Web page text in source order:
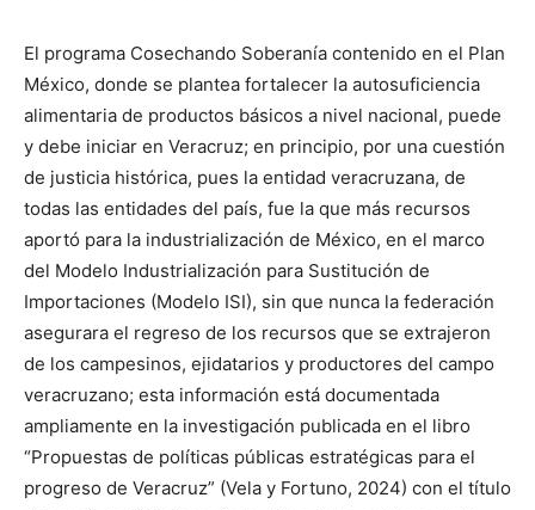
El programa Cosechando Soberanía contenido en el Plan
México, donde se plantea fortalecer la autosuficiencia
alimentaria de productos básicos a nivel nacional, puede
y debe iniciar en Veracruz; en principio, por una cuestión
de justicia histórica, pues la entidad veracruzana, de
todas las entidades del país, fue la que más recursos
aportó para la industrialización de México, en el marco
del Modelo Industrialización para Sustitución de
Importaciones (Modelo ISI), sin que nunca la federación
asegurara el regreso de los recursos que se extrajeron
de los campesinos, ejidatarios y productores del campo
veracruzano; esta información está documentada
ampliamente en la investigación publicada en el libro
“Propuestas de políticas públicas estratégicas para el
progreso de Veracruz” (Vela y Fortuno, 2024) con el título